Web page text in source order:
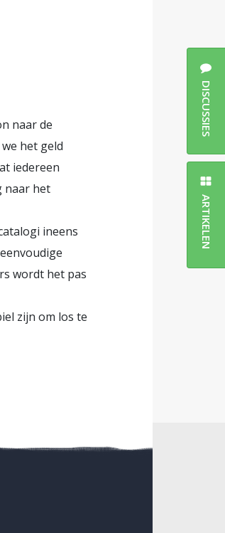
naar de
het geld
iedereen
naar het
ineens
wordt het pas
zijn om los te
DISCUSSIES
ARTIKELEN